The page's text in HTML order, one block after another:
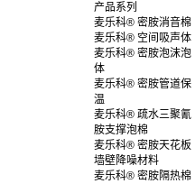
产品系列
麦乐科® 密胺消音棉
麦乐科® 空间吸声体
麦乐科® 密胺泡沫泡
体
麦乐科® 密胺管道保
温
麦乐科® 疏水三聚氰
胺支撑泡棉
麦乐科® 密胺天花板
墙壁降噪材料
麦乐科® 密胺隔热棉